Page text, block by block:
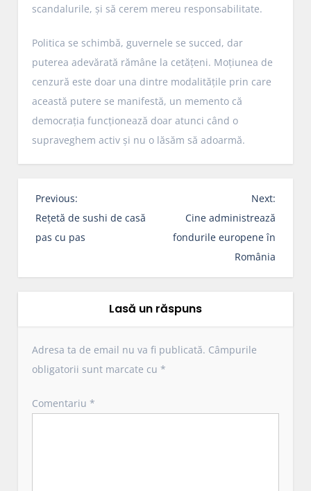
scandalurile, și să cerem mereu responsabilitate.
Politica se schimbă, guvernele se succed, dar
puterea adevărată rămâne la cetățeni. Moțiunea de
cenzură este doar una dintre modalitățile prin care
această putere se manifestă, un memento că
democrația funcționează doar atunci când o
supraveghem activ și nu o lăsăm să adoarmă.
N
a
v
g
î
n
r
Previous:
Rețetă de sushi de casă
pas cu pas
Next:
Cine administrează
fondurile europene în
România
Lasă un răspuns
Adresa ta de email nu va fi publicată. Câmpurile
obligatorii sunt marcate cu*
Comentariu*